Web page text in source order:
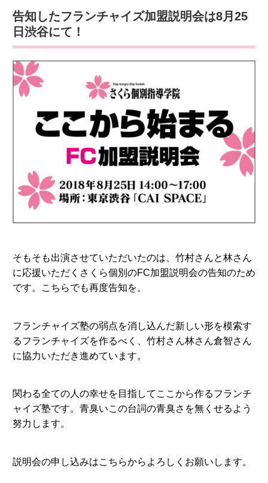
告知したフランチャイズ加盟説明会は8月25
日渋谷にて！
そもそも出演させていただいたのは、竹村さんと林さん
に応援いただくさくら個別のFC加盟説明会の告知のため
です。こちらでも再度告知を。
フランチャイズ塾の弱点を消し込んだ新しい形を模索す
るフランチャイズを作るべく、竹村さん林さん倉智さん
に協力いただき進めています。
関わる全ての人の幸せを目指してここから作るフランチ
ャイズ塾です。青臭いこの台詞の青臭さを無くせるよう
努力します。
説明会の申し込みはこちらからよろしくお願いします。